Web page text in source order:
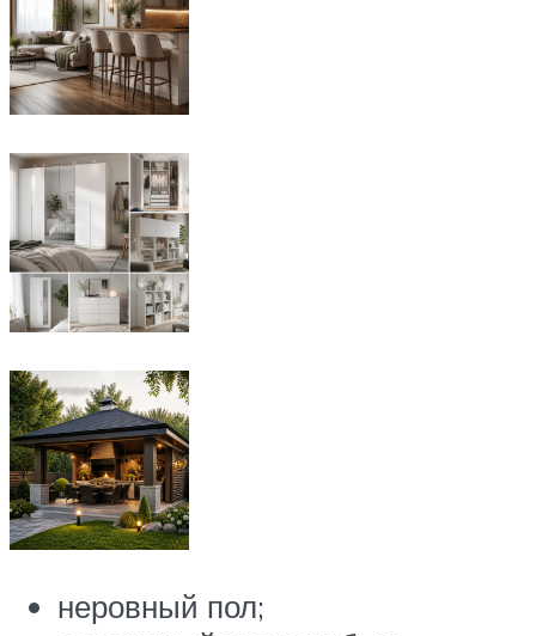
неровный пол;